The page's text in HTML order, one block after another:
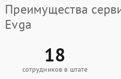
Преимущества
Evga
18
сотрудников в штате